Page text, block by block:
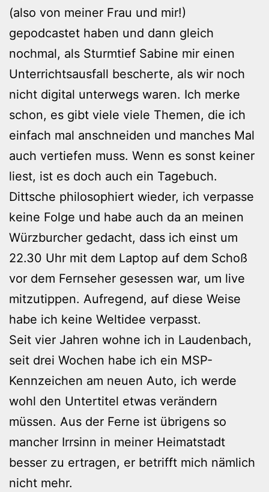
(also von meiner Frau und mir!)
gepodcastet haben und dann gleich
nochmal, als Sturmtief Sabine mir einen
Unterrichtsausfall bescherte, als wir noch
nicht digital unterwegs waren. Ich merke
schon, es gibt viele viele Themen, die ich
einfach mal anschneiden und manches Mal
auch vertiefen muss. Wenn es sonst keiner
liest, ist es doch auch ein Tagebuch.
Dittsche philosophiert wieder, ich verpasse
keine Folge und habe auch da an meinen
Würzburcher gedacht, dass ich einst um
22.30 Uhr mit dem Laptop auf dem Schoß
vor dem Fernseher gesessen war, um live
mitzutippen. Aufregend, auf diese Weise
habe ich keine Weltidee verpasst.
Seit vier Jahren wohne ich in Laudenbach,
seit drei Wochen habe ich ein MSP-
Kennzeichen am neuen Auto, ich werde
wohl den Untertitel etwas verändern
müssen. Aus der Ferne ist übrigens so
mancher Irrsinn in meiner Heimatstadt
besser zu ertragen, er betrifft mich nämlich
nicht mehr.